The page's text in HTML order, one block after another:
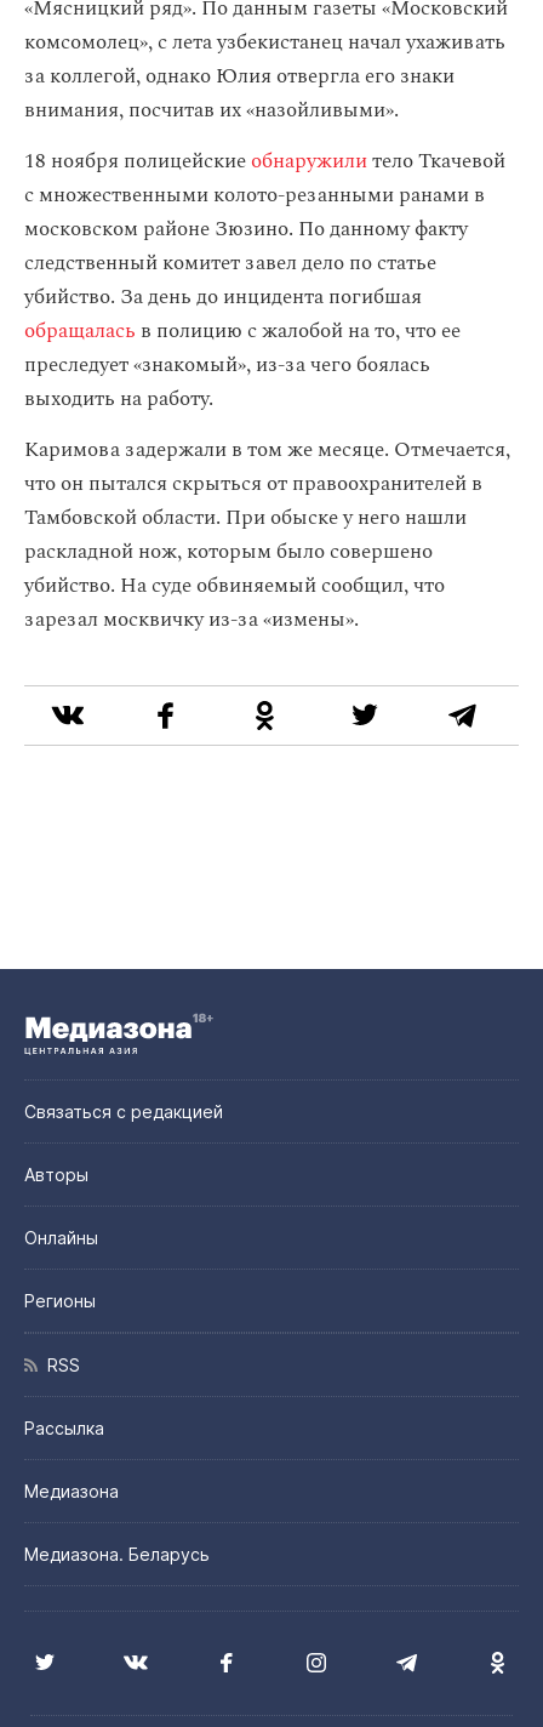
«Мясницкий ряд». По данным газеты «Московский
комсомолец», с лета узбекистанец начал ухаживать
за коллегой, однако Юлия отвергла его знаки
внимания, посчитав их «назойливыми».
18 ноября полицейскиеобнаружилитело Ткачевой
с множественными колото-резанными ранами в
московском районе Зюзино. По данному факту
следственный комитет завел дело по статье
убийство. За день до инцидента погибшая
обращалась в полицию с жалобой на то, что ее
преследует «знакомый», из-за чего боялась
выходить на работу.
Каримова задержали в том же месяце. Отмечается,
что он пытался скрыться от правоохранителей в
Тамбовской области. При обыске у него нашли
раскладной нож, которым было совершено
убийство. На суде обвиняемый сообщил, что
зарезал москвичку из-за «измены».
Связаться с редакцией
Авторы
Онлайны
Регионы
RSS
Рассылка
Медиазона
Медиазона. Беларусь